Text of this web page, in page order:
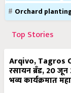
Orchard
Top Stories
Arqivo, Tagros
रसायन ब्रँड, 20
भव्य कार्यक्रमात